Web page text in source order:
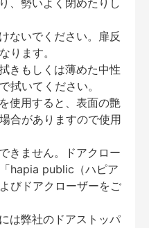
、勢いよく閉めたりし
ないでください。扉反
ります。
きもしくは薄めた中性
拭いてください。
使用すると、表面の艶
合がありますので使用
きません。ドアクロー
hapia public（ハピア
びドアクローザーをご
は弊社のドアストッパ